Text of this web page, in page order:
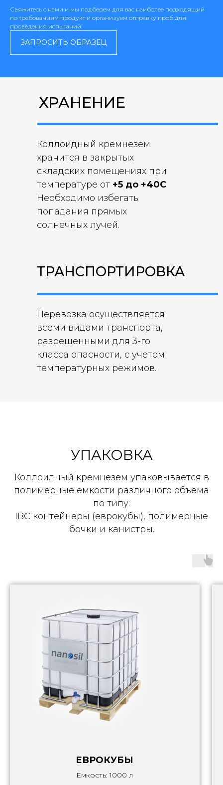
Свяжитесь с нами и мы подберем для вас наиболее подходящий
по требованиям продукт и организуем отправку проб для
проведения испытаний.
ЗАПРОСИТЬ ОБРАЗЕЦ
Коллоидный кремнезем
хранится в закрытых
складских помещениях при
температуре от +5 до +40C.
Необходимо избегать
попадания прямых
солнечных лучей.
ХРАНЕНИЕ
ТРАНСПОРТИРОВКА
Перевозка осуществляется
всеми видами транспорта,
разрешенными для 3-го
класса опасности, с учетом
температурных режимов.
УПАКОВКА
Коллоидный кремнезем упаковывается в
полимерные емкости различного объема
по типу:
IBC контейнеры (еврокубы), полимерные
бочки и канистры.
ЕВРОКУБЫ
Емкость: 1000 л